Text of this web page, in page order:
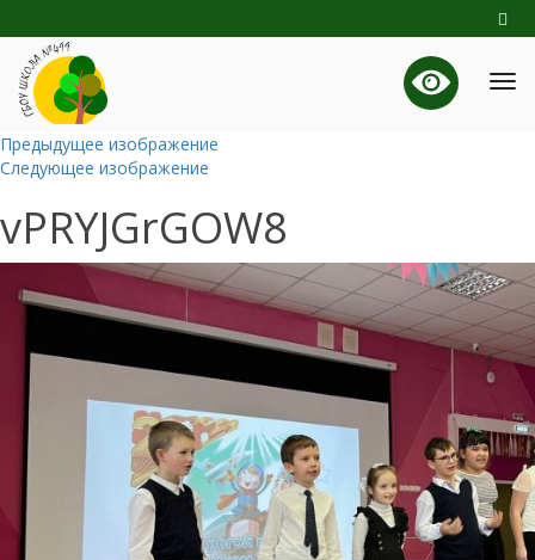
Предыдущее изображение
Следующее изображение
vPRYJGrGOW8